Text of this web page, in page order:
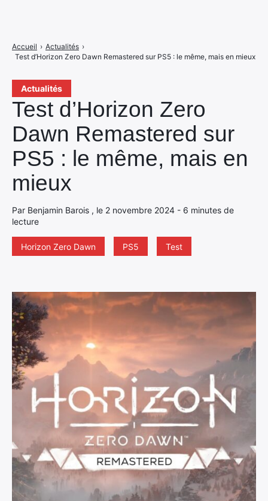
Actualités
Test d’Horizon Zero
Dawn Remastered sur
PS5 : le même, mais en
mieux
Par Benjamin Barois , le 2 novembre 2024 - 6 minutes de
lecture
Horizon Zero Dawn PS5 Test
Accueil › Actualités ›
Test d’Horizon Zero Dawn Remastered sur PS5 : le même, mais en mieux